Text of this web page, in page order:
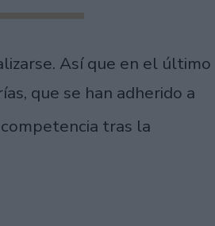
Así que en el último
que se han adherido a
tras la